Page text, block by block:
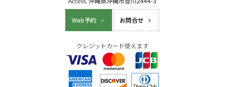
Web予約 お問合せ
クレジットカード使えます